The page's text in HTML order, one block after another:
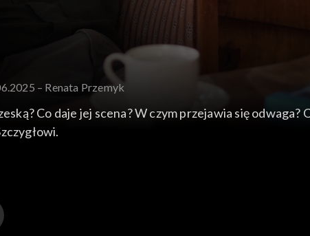
– Renata Przemyk
Co daje jej scena? W czym przejawia się odwaga?